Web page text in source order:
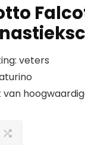
veters